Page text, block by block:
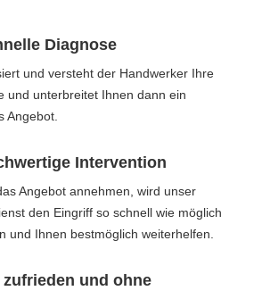
Diagnose
und versteht der Handwerker Ihre
und unterbreitet Ihnen dann ein
Angebot.
Intervention
Angebot annehmen, wird unser
den Eingriff so schnell wie möglich
und Ihnen bestmöglich weiterhelfen.
und ohne